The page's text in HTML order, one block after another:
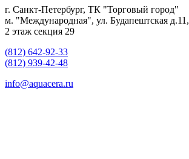
г. Санкт-Петербург, ТК "Торговый город"
м. "Международная", ул. Будапештская д.11,
2 этаж секция 29
(812) 642-92-33
(812) 939-42-48
info@aquacera.ru